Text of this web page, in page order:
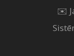
✉️